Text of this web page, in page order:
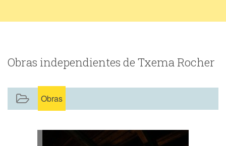
Obras independientes de Txema Rocher
Obras